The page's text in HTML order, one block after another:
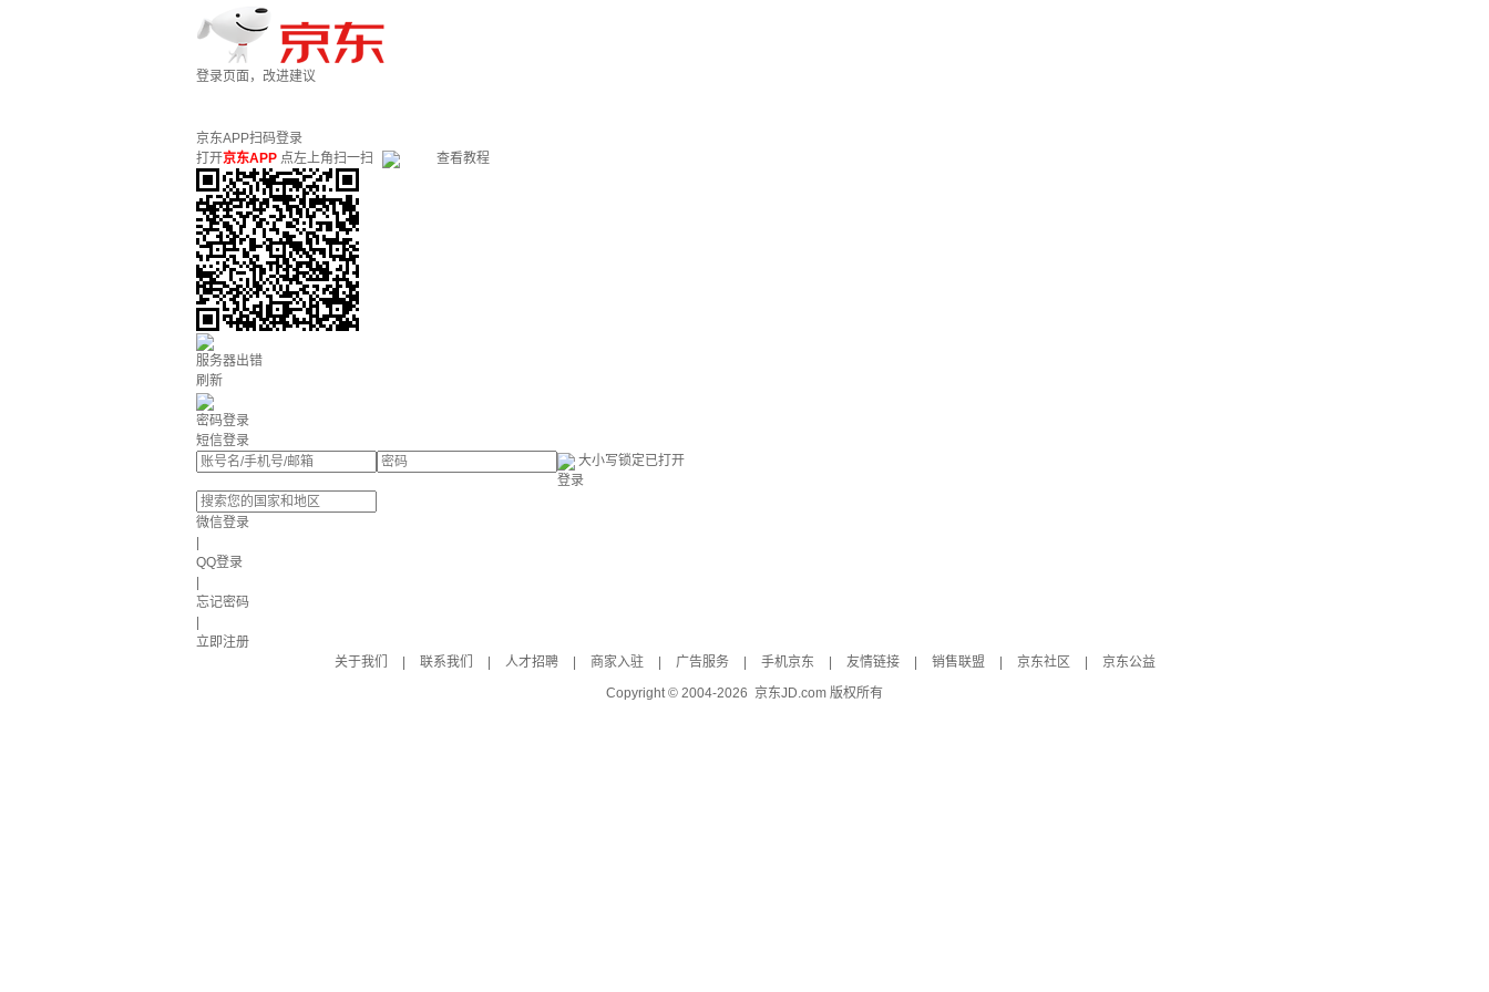
登录页面，改进建议
京东APP扫码登录
打开京东APP 点左上角扫一扫 查看教程
服务器出错
刷新
密码登录
短信登录
大小写锁定已打开
登录
微信登录
QQ登录
忘记密码
立即注册
关于我们
联系我们 人才招聘 商家入驻 广告服务 手机京东 友情链接 销售联盟 京东社区
京东公益
Copyright © 2004-2026 京东JD.com 版权所有